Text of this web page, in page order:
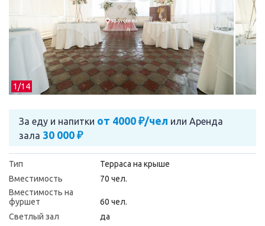
1/14
За еду и напитки от 4000 ₽/чел или Аренда
зала 30 000 ₽
Тип
Терраса на крыше
Вместимость
70 чел.
Вместимость на
фуршет
60 чел.
Светлый зал
да